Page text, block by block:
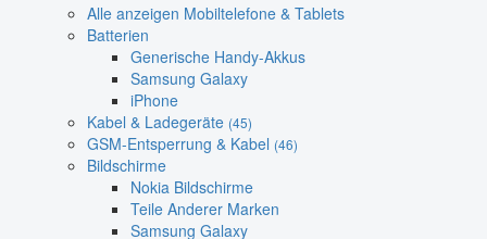
Alle anzeigen Mobiltelefone & Tablets
Batterien
Generische Handy-Akkus
Samsung Galaxy
iPhone
Kabel & Ladegeräte (45)
GSM-Entsperrung & Kabel (46)
Bildschirme
Nokia Bildschirme
Teile Anderer Marken
Samsung Galaxy